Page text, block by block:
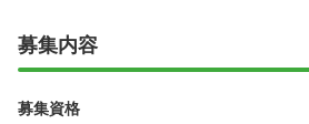
募集内容
募集資格